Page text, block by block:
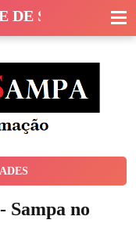
DE SÃO PAULO
Sampa no